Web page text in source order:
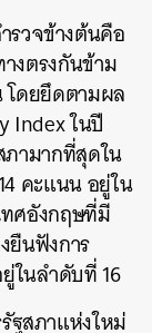
รวจข้างต้นคือ
งตรงกันข้าม
โดยยึดตามผล
Index ในปี
ามากที่สุดใน
คะแนน อยู่ใน
ทศอังกฤษที่มี
ยืนฟังการ
ในลำดับที่ 16
ฐสภาแห่งใหม่